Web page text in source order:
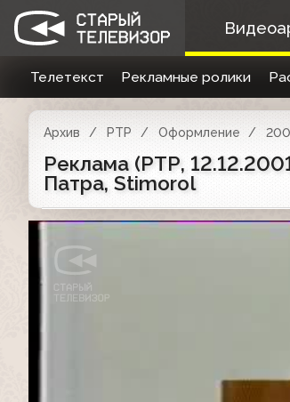
Телетекст Рекламные ролики
Архив РТР Оформление
Реклама (РТР,
Патра, Stimorol